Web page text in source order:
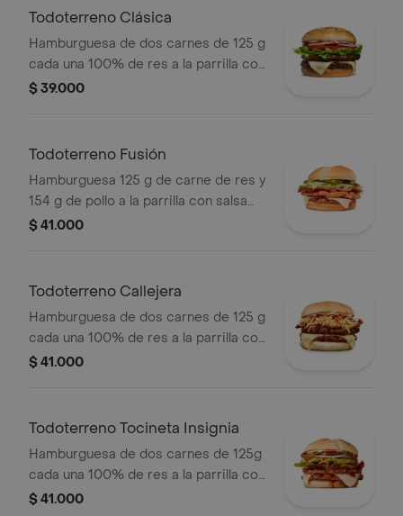
tomate y mostaza en pan papa +
Todoterreno Clásica
Hamburguesa de dos carnes de 125 g
cada una 100% de res a la parrilla con
salsa bbq, queso mozzarella, lechuga,
$ 39.000
Todoterreno Fusión
Hamburguesa 125 g de carne de res y
154 g de pollo a la parrilla con salsa
BBQ, tocineta, queso mozzarella,
$ 41.000
Todoterreno Callejera
Hamburguesa de dos carnes de 125 g
cada una 100% de res a la parrilla con
salsa bbq, tocineta, queso mozzarella,
$ 41.000
Todoterreno Tocineta Insignia
Hamburguesa de dos carnes de 125g
cada una 100% de res a la parrilla con
salsa BBQ, tocineta, queso
$ 41.000